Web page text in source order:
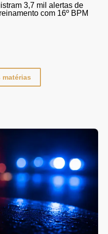
3,7 mil alertas de
com 16º BPM
matérias